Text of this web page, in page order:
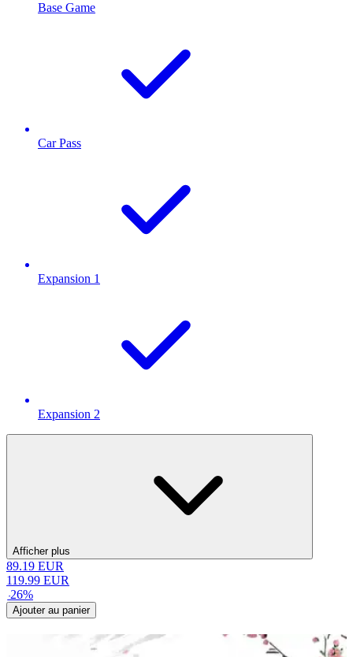
Base Game
Car Pass
Expansion 1
Expansion 2
Afficher plus
89.19 EUR
119.99 EUR
-26%
Ajouter au panier